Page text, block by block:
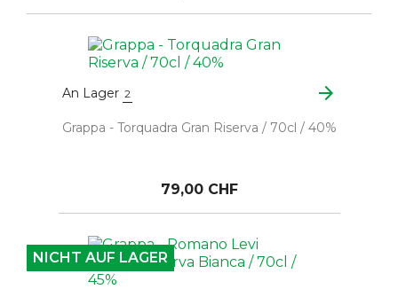
An Lager 2 arrow_forward
Grappa - Torquadra Gran Riserva / 70cl / 40%
79,00 CHF
NICHT AUF LAGER